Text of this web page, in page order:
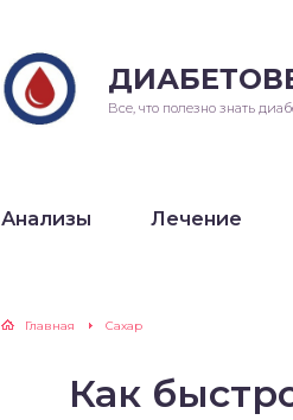
Все, что полезно знать
Анализы Лечение
Главная Сахар
Как